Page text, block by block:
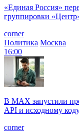
«Единая Россия»
группировки
corner
Политика Москва
16:00
В MAX запустили
API и исходному
corner